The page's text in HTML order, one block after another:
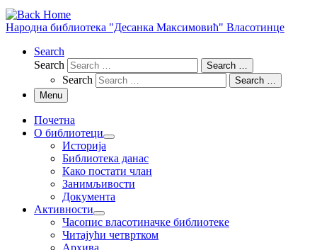
Народна библиотека "Десанка Максимовић" Власотинце
Search
Search
Search …
Search
Search …
Menu
Почетна
О библиотеци
Историја
Библиотека данас
Како постати члан
Занимљивости
Документа
Активности
Часопис власотиначке библиотеке
Читајући четвртком
Архива